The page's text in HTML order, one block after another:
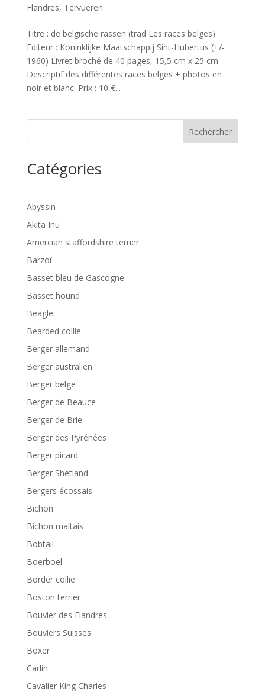
Flandres, Tervueren
Titre : de belgische rassen (trad Les races belges)
Editeur : Koninklijke Maatschappij Sint-Hubertus (+/-
1960) Livret broché de 40 pages, 15,5 cm x 25 cm
Descriptif des différentes races belges + photos en
noir et blanc. Prix : 10 €...
Rechercher
Catégories
Abyssin
Akita Inu
Amercian staffordshire terrier
Barzoï
Basset bleu de Gascogne
Basset hound
Beagle
Bearded collie
Berger allemand
Berger australien
Berger belge
Berger de Beauce
Berger de Brie
Berger des Pyrénées
Berger picard
Berger Shetland
Bergers écossais
Bichon
Bichon maltais
Bobtail
Boerboel
Border collie
Boston terrier
Bouvier des Flandres
Bouviers Suisses
Boxer
Carlin
Cavalier King Charles